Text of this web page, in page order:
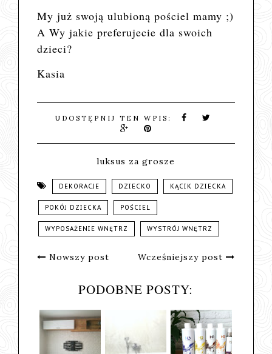
My już swoją ulubioną pościel mamy ;)
A Wy jakie preferujecie dla swoich
dzieci?
Kasia
UDOSTĘPNIJ TEN WPIS:
luksus za grosze
DEKORACJE DZIECKO KĄCIK DZIECKA
POKÓJ DZIECKA POŚCIEL
WYPOSAŻENIE WNĘTRZ WYSTRÓJ WNĘTRZ
Nowszy post Wcześniejszy post
PODOBNE POSTY: